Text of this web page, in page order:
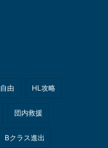
自由 HL攻略
団内救援
Bクラス進出